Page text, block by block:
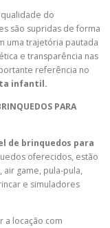
do
são supridas de forma
uma trajetória pautada
e transparência nas
referência no
infantil.
PARA
de brinquedos para
oferecidos, estão
air game, pula-pula,
e simuladores
a locação com